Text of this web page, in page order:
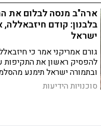
ארה"ב מנסה לבלום את
בלבנון: קודם
ישראל
גורם אמריקני אמר כי
להפסיק ראשון את התקיפות
ובתמורה ישראל תימנע
השיחות בין ישראל ללבנון
בוושינגטון
סוכנויות הידיעות